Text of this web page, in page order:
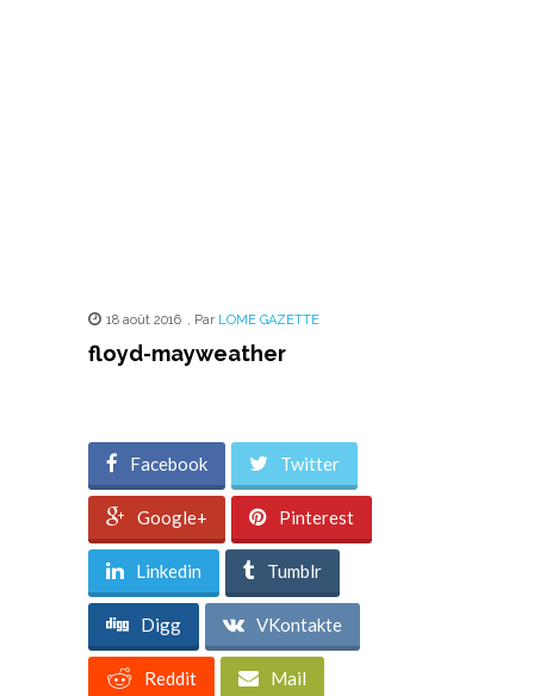
18 août 2016 , Par LOME GAZETTE
floyd-mayweather
Facebook Twitter
Google+ Pinterest
Linkedin Tumblr
Digg VKontakte
Reddit Mail